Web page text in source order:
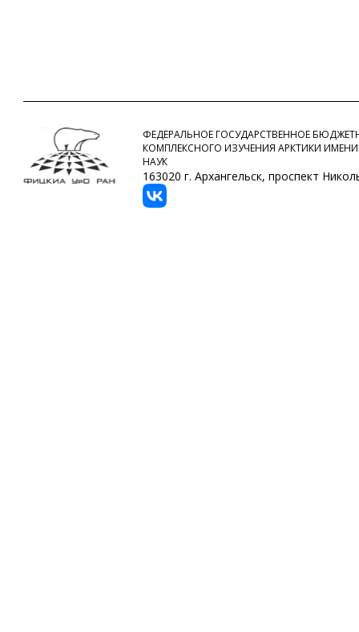
ФЕДЕРАЛЬНОЕ ГОСУДАРСТВЕННОЕ
КОМПЛЕКСНОГО ИЗУЧЕНИЯ АРКТИКИ
НАУК
163020 г. Архангельск, проспект